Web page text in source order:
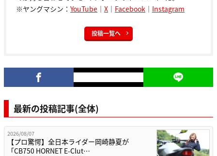
※ヤングマシン： YouTube ｜ X ｜ Facebook ｜ Instagram
投稿一覧へ
最新の投稿記事(全体)
2026/08/07
【プロ驚愕】全日本ライダー岡崎静夏が
「CB750 HORNET E-Clut…